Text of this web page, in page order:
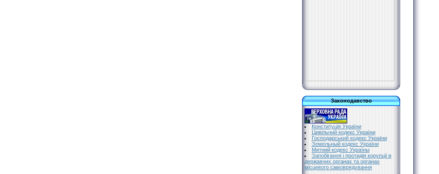
Законодавство
Конституція України
Цивільний кодекс України
Господарський кодекс України
Земельный кодекс України
Митний кодекс Україны
Запобігання і протидія корупції в
державних органах та органах
місцевого самоврядування